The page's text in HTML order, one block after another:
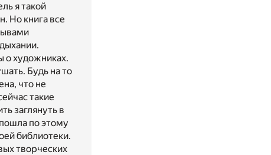
я такой
Но книга все
о художниках.
Будь на то
что не
такие
заглянуть в
по этому
библиотеки.
творческих